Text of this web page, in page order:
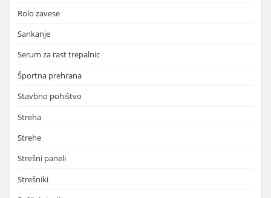
Rolo zavese
Sankanje
Serum za rast trepalnic
Športna prehrana
Stavbno pohištvo
Streha
Strehe
Strešni paneli
Strešniki